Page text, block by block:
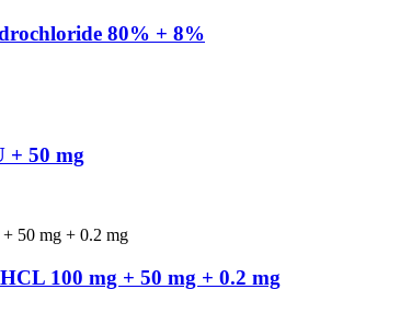
80% + 8%
+ 50 mg
100 mg + 50 mg + 0.2 mg